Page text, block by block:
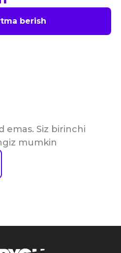
berish
emas. Siz birinchi
mumkin